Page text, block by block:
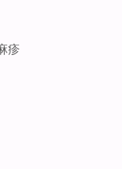
疹